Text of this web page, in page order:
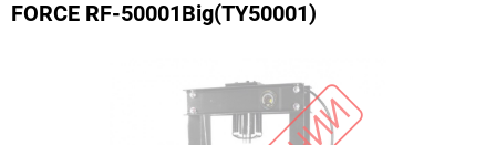
FORCE RF-50001Big(TY50001)